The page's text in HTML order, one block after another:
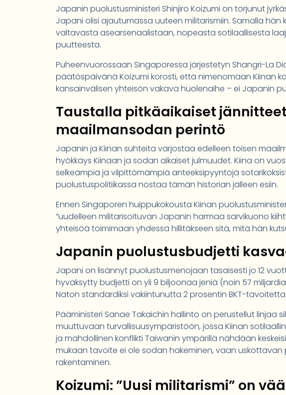
Japanin puolustusministeri Shinjiro Koizumi on torjunut
Japani olisi ajautumassa uuteen militarismiin. Samalla hän
valtavasta asearsenaalistaan, nopeasta sotilaallisesta
puutteesta.
Puheenvuorossaan Singaporessa järjestetyn Shangri-La
päätöspäivänä Koizumi korosti, että nimenomaan Kiinan
kansainvälisen yhteisön vakava huolenaihe – ei Japanin
Taustalla pitkäaikaiset
maailmansodan perintö
Japanin ja Kiinan suhteita varjostaa edelleen toisen
hyökkäys Kiinaan ja sodan aikaiset julmuudet. Kiina on
selkeämpiä ja vilpittömämpiä anteeksipyyntöjä
puolustuspolitiikassa nostaa tämän historian jälleen esiin.
Ennen Singaporen huippukokousta Kiinan
”uudelleen militarisoituvan Japanin harmaa sarvikuono
yhteisöä toimimaan yhdessä hillitäkseen sitä, mitä hän
Japanin puolustusbudjetti
Japani on lisännyt puolustusmenojaan tasaisesti jo 12
hyväksytty budjetti on yli 9 biljoonaa jeniä (noin 57
Naton standardiksi vakiintunutta 2 prosentin BKT-
Pääministeri Sanae Takaichin hallinto on perustellut
muuttuvaan turvallisuusympäristöön, jossa Kiinan
ja mahdollinen konflikti Taiwanin ympärillä nähdään
mukaan tavoite ei ole sodan hakeminen, vaan
rakentaminen.
Koizumi: ”Uusi militarismi” on